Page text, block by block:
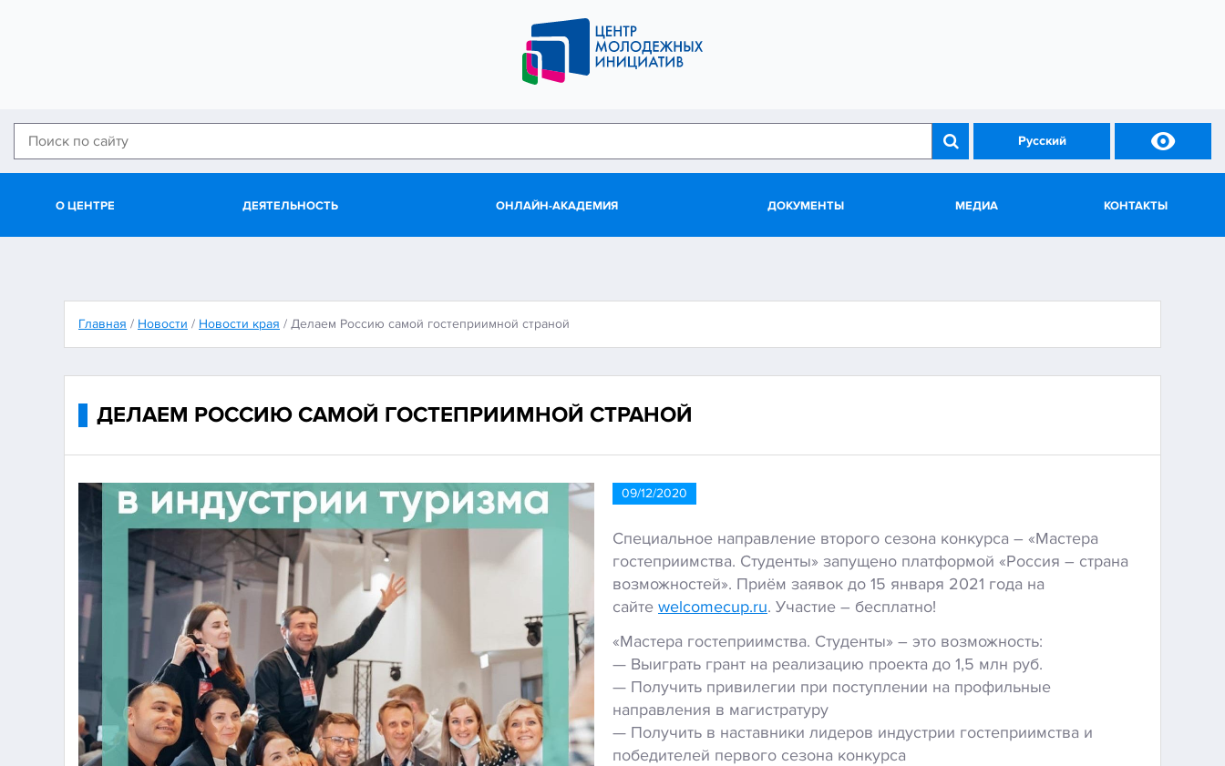
Русский 
О ЦЕНТРЕ ДЕЯТЕЛЬНОСТЬ ОНЛАЙН-АКАДЕМИЯ ДОКУМЕНТЫ МЕДИА КОНТАКТЫ
Главная / Новости / Новости края / Делаем Россию самой гостеприимной страной
ДЕЛАЕМ РОССИЮ САМОЙ ГОСТЕПРИИМНОЙ СТРАНОЙ
09/12/2020
Специальное направление второго сезона конкурса – «Мастера
гостеприимства. Студенты» запущено платформой «Россия – страна
возможностей». Приём заявок до 15 января 2021 года на
сайте welcomecup.ru. Участие – бесплатно!
«Мастера гостеприимства. Студенты» – это возможность:
— Выиграть грант на реализацию проекта до 1,5 млн руб.
— Получить привилегии при поступлении на профильные
направления в магистратуру
— Получить в наставники лидеров индустрии гостеприимства и
победителей первого сезона конкурса